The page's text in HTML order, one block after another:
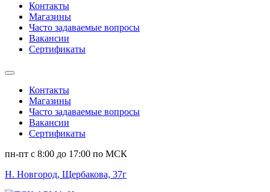
Контакты
Магазины
Часто задаваемые вопросы
Вакансии
Сертификаты
Контакты
Магазины
Часто задаваемые вопросы
Вакансии
Сертификаты
пн-пт c 8:00 до 17:00 по МСК
Н. Новгород, Щербакова, 37г